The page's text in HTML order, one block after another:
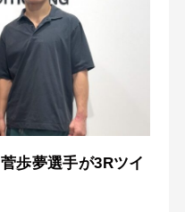
歩夢選手が3Rツイ